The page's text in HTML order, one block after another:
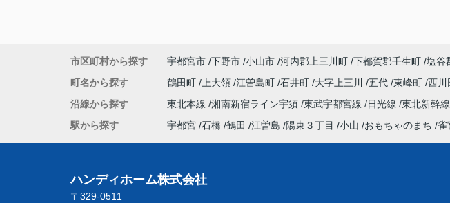
市区町村から探す 宇都宮市 下野市 小山市 河内郡上三川町 下都賀郡壬生町 塩谷
町名から探す
鶴田町 上大領 江曽島町 石井町 大字上三川 五代 東峰町 西川
沿線から探す
東北本線 湘南新宿ライン宇須 東武宇都宮線 日光線 東北新幹線
駅から探す
宇都宮 石橋 鶴田 江曽島 陽東３丁目 小山 おもちゃのまち 雀
ハンディホーム株式会社
〒329-0511